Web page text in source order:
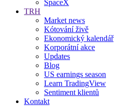
SpaceX
TRH
Market news
Kótování živě
Ekonomický kalendář
Korporátní akce
Updates
Blog
US earnings season
Learn TradingView
Sentiment klientů
Kontakt